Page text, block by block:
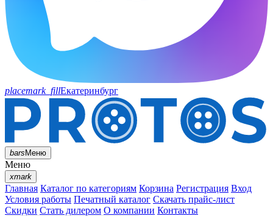
placemark_fillЕкатеринбург
barsМеню
Меню
xmark
Главная Каталог по категориям Корзина Регистрация Вход
Условия работы Печатный каталог Скачать прайс-лист
Скидки Стать дилером О компании Контакты